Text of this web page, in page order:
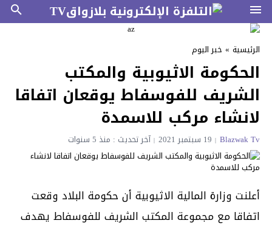
الرئيسية » خبر اليوم
الحكومة الاثيوبية والمكتب
الشريف للفوسفاط يوقعان اتفاقا
لانشاء مركب للاسمدة
Blazwak Tv 19 سبتمبر 2021 آخر تحديث : منذ 5 سنوات
أعلنت وزارة المالية الاثيوبية أن حكومة البلاد وقعت
اتفاقا مع مجموعة المكتب الشريف للفوسفاط يهدف